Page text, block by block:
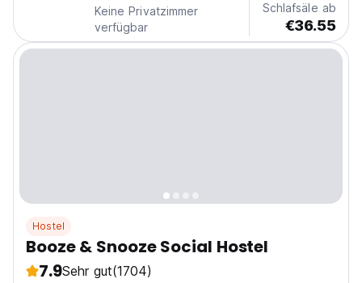
Keine Privatzimmer
verfügbar
Schlafsäle ab
€36.55
Hostel
Booze & Snooze Social Hostel
7.9Sehr gut(1704)